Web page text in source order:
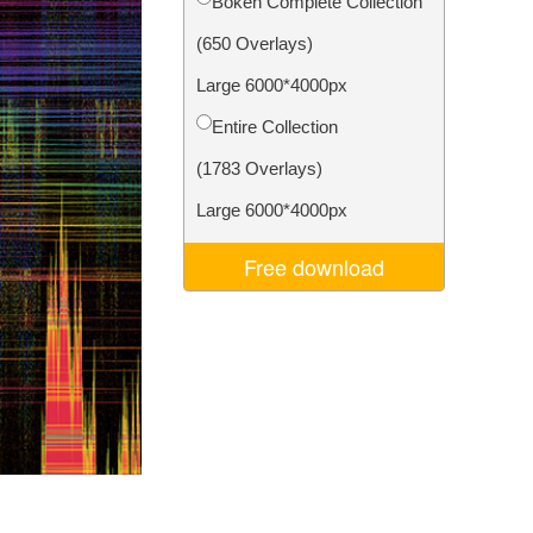
Video Editing Services
(650 Overlays)
Large 6000*4000px
Entire Collection
(1783 Overlays)
Large 6000*4000px
Free download